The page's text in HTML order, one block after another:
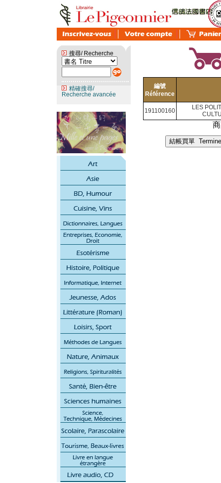
搜尋/ Recherche
精確搜尋/
Recherche avancée
編號
Référence
191100160
LES